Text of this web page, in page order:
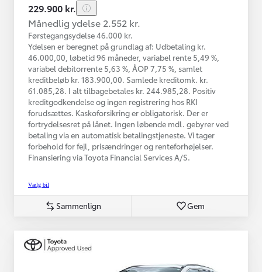
229.900 kr.
Månedlig ydelse 2.552 kr.
Førstegangsydelse 46.000 kr.
Ydelsen er beregnet på grundlag af: Udbetaling kr.
46.000,00, løbetid 96 måneder, variabel rente 5,49 %,
variabel debitorrente 5,63 %, ÅOP 7,75 %, samlet
kreditbeløb kr. 183.900,00. Samlede kreditomk. kr.
61.085,28. I alt tilbagebetales kr. 244.985,28. Positiv
kreditgodkendelse og ingen registrering hos RKI
forudsættes. Kaskoforsikring er obligatorisk. Der er
fortrydelsesret på lånet. Ingen løbende mdl. gebyrer ved
betaling via en automatisk betalingstjeneste. Vi tager
forbehold for fejl, prisændringer og renteforhøjelser.
Finansiering via Toyota Financial Services A/S.
Vælg bil
Sammenlign Gem